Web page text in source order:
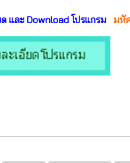
ด และ Download โปรแกรม มหั